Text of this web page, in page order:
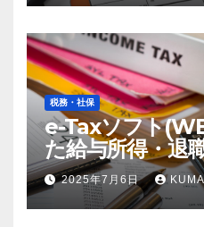
税務・社保
e-Taxソフト
た給与所得・退
徴収高計算書の
年；2025年分】
2025年7月6日